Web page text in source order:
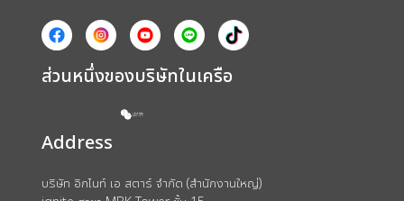
ส่วนหนึ่งของบริษัทในเครือ
Address
บริษัท อิกไนท์ เอ สตาร์ จำกัด (สำนักงานใหญ่)